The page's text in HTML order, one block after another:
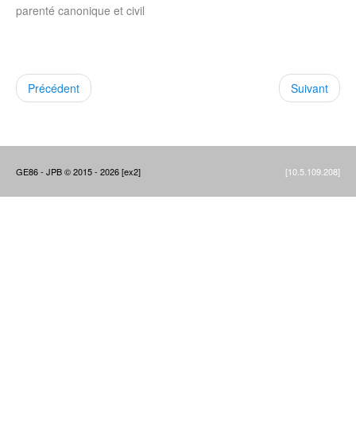
parenté canonique et civil
Précédent Suivant
GE86 - JPB © 2015 - 2026 [ex2] [10.5.109.208]